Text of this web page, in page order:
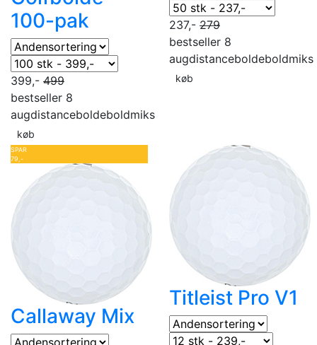
100-pak
399,- 499
bestseller 8
augdistanceboldeboldmiks
køb
237,- 279
bestseller 8
augdistanceboldeboldmiks
køb
SPAR
79,-
Callaway Mix
Titleist Pro V1